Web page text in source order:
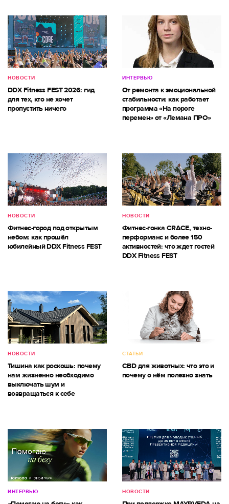
НОВОСТИ
DDX Fitness FEST 2026: гид
для тех, кто не хочет
пропустить ничего
ИНТЕРВЬЮ
От ремонта к эмоциональной
стабильности: как работает
программа «На пороге
перемен» от «Лемана ПРО»
НОВОСТИ
Фитнес-город под открытым
небом: как прошёл
юбилейный DDX Fitness FEST
НОВОСТИ
Фитнес-гонка CRACE, техно-
перформанс и более 150
активностей: что ждет гостей
DDX Fitness FEST
НОВОСТИ
Тишина как роскошь: почему
нам жизненно необходимо
выключать шум и
возвращаться к себе
СТАТЬИ
CBD для животных: что это и
почему о нём полезно знать
ИНТЕРВЬЮ НОВОСТИ